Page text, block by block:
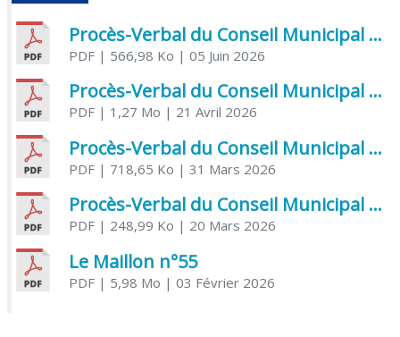
Procès-Verbal du Conseil Municipal du 5 juin 2026
PDF| 566,98 Ko | 05 Juin 2026
Procès-Verbal du Conseil Municipal du 21 avril 2026
PDF| 1,27 Mo | 21 Avril 2026
Procès-Verbal du Conseil Municipal du 31 mars 2026
PDF| 718,65 Ko | 31 Mars 2026
Procès-Verbal du Conseil Municipal du 20 mars 2026
PDF| 248,99 Ko | 20 Mars 2026
Le Maillon n°55
PDF| 5,98 Mo | 03 Février 2026